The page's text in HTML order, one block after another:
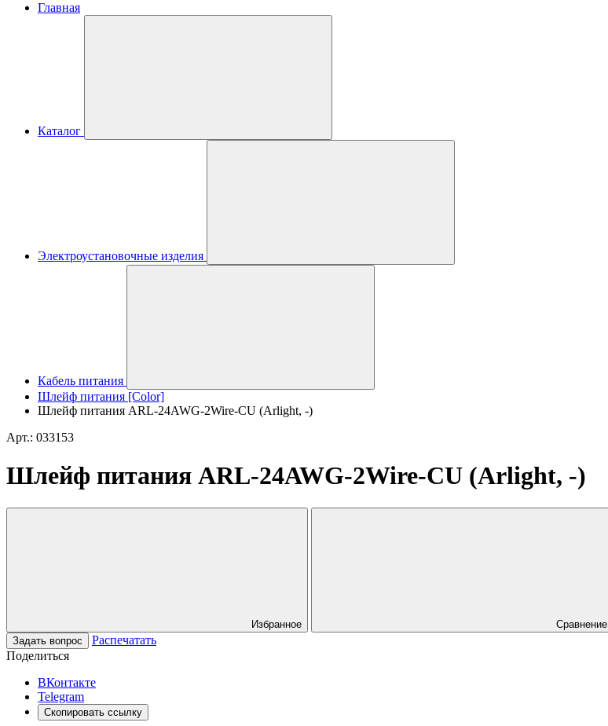
Главная
Каталог
Электроустановочные изделия
Кабель питания
Шлейф питания [Color]
Шлейф питания ARL-24AWG-2Wire-CU (Arlight, -)
Арт.: 033153
Шлейф питания ARL-24AWG-2Wire-CU (Arlight, -)
Избранное Сравнение
Задать вопрос
Распечатать
Поделиться
ВКонтакте
Telegram
Скопировать ссылку